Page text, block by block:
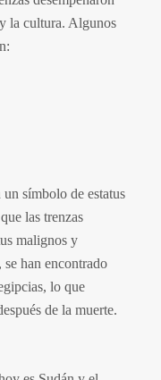
la cultura. Algunos
símbolo de estatus
las trenzas
malignos y
han encontrado
lo que
de la muerte.